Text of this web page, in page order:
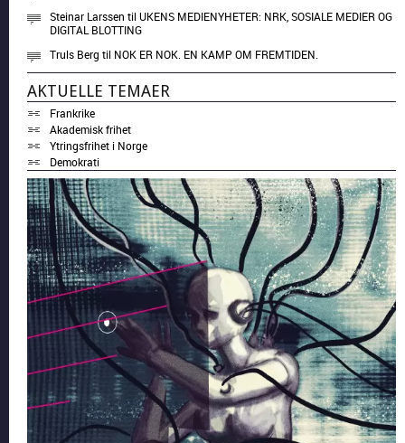
Steinar Larssen tilUKENS MEDIENYHETER: NRK, SOSIALE MEDIER OG
DIGITAL BLOTTING
Truls Berg til NOK ER NOK. EN KAMP OM FREMTIDEN.
AKTUELLE TEMAER
Frankrike
Akademisk frihet
Ytringsfrihet i Norge
Demokrati